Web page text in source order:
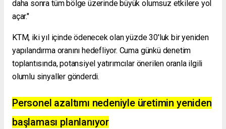
daha sonra tüm bölge üzerinde büyük olumsuz etkilere yol
açar."
KTM, iki yıl içinde ödenecek olan yüzde 30'luk bir yeniden
yapılandırma oranını hedefliyor. Cuma günkü denetim
toplantısında, potansiyel yatırımcılar önerilen oranla ilgili
olumlu sinyaller gönderdi.
Personel azaltımı nedeniyle üretimin yeniden
başlaması planlanıyor